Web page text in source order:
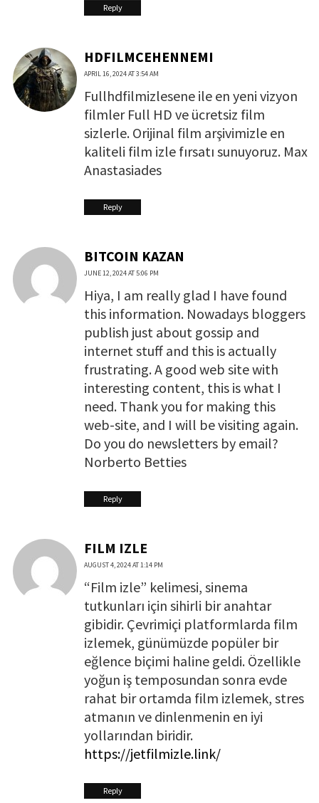
Reply
HDFILMCEHENNEMI
APRIL 16, 2024 AT 3:54 AM
Fullhdfilmizlesene ile en yeni vizyon
filmler Full HD ve ücretsiz film
sizlerle. Orijinal film arşivimizle en
kaliteli film izle fırsatı sunuyoruz. Max
Anastasiades
Reply
BITCOIN KAZAN
JUNE 12, 2024 AT 5:06 PM
Hiya, I am really glad I have found
this information. Nowadays bloggers
publish just about gossip and
internet stuff and this is actually
frustrating. A good web site with
interesting content, this is what I
need. Thank you for making this
web-site, and I will be visiting again.
Do you do newsletters by email?
Norberto Betties
Reply
FILM IZLE
AUGUST 4, 2024 AT 1:14 PM
“Film izle” kelimesi, sinema
tutkunları için sihirli bir anahtar
gibidir. Çevrimiçi platformlarda film
izlemek, günümüzde popüler bir
eğlence biçimi haline geldi. Özellikle
yoğun iş temposundan sonra evde
rahat bir ortamda film izlemek, stres
atmanın ve dinlenmenin en iyi
yollarından biridir.
https://jetfilmizle.link/
Reply